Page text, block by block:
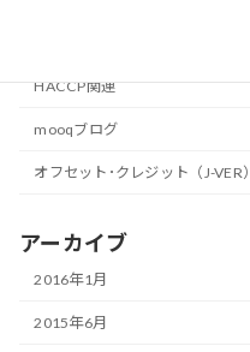
HACCP関連
mooqブログ
オフセット･クレジット（J-VER）
アーカイブ
2016年1月
2015年6月